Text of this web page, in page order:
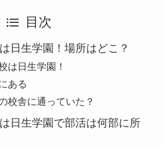
目次
日生学園！場所はどこ？
は日生学園！
ある
校舎に通っていた？
日生学園で部活は何部に所